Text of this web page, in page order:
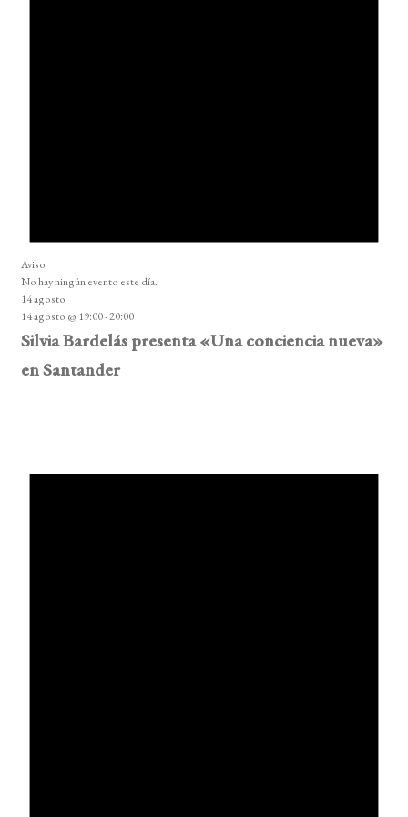
Aviso
No hay ningún evento este día.
14 agosto
14 agosto @ 19:00-20:00
Silvia Bardelás presenta «Una conciencia nueva»
en Santander